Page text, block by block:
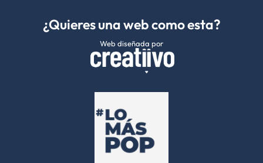
¿Quieres una web como esta?
Web diseñada por